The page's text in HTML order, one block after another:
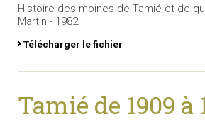
Histoire des moines de Tamié et de
Martin - 1982
Télécharger le fichier
Tamié de 1909 à